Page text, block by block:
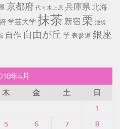
京都府 代々木上原 兵庫県 北海
学芸大学抹茶 新宿 栗 池袋
自作 自由が丘 芋 表参道 銀座
年4月
木 金 土 日
1
5 6 7
8